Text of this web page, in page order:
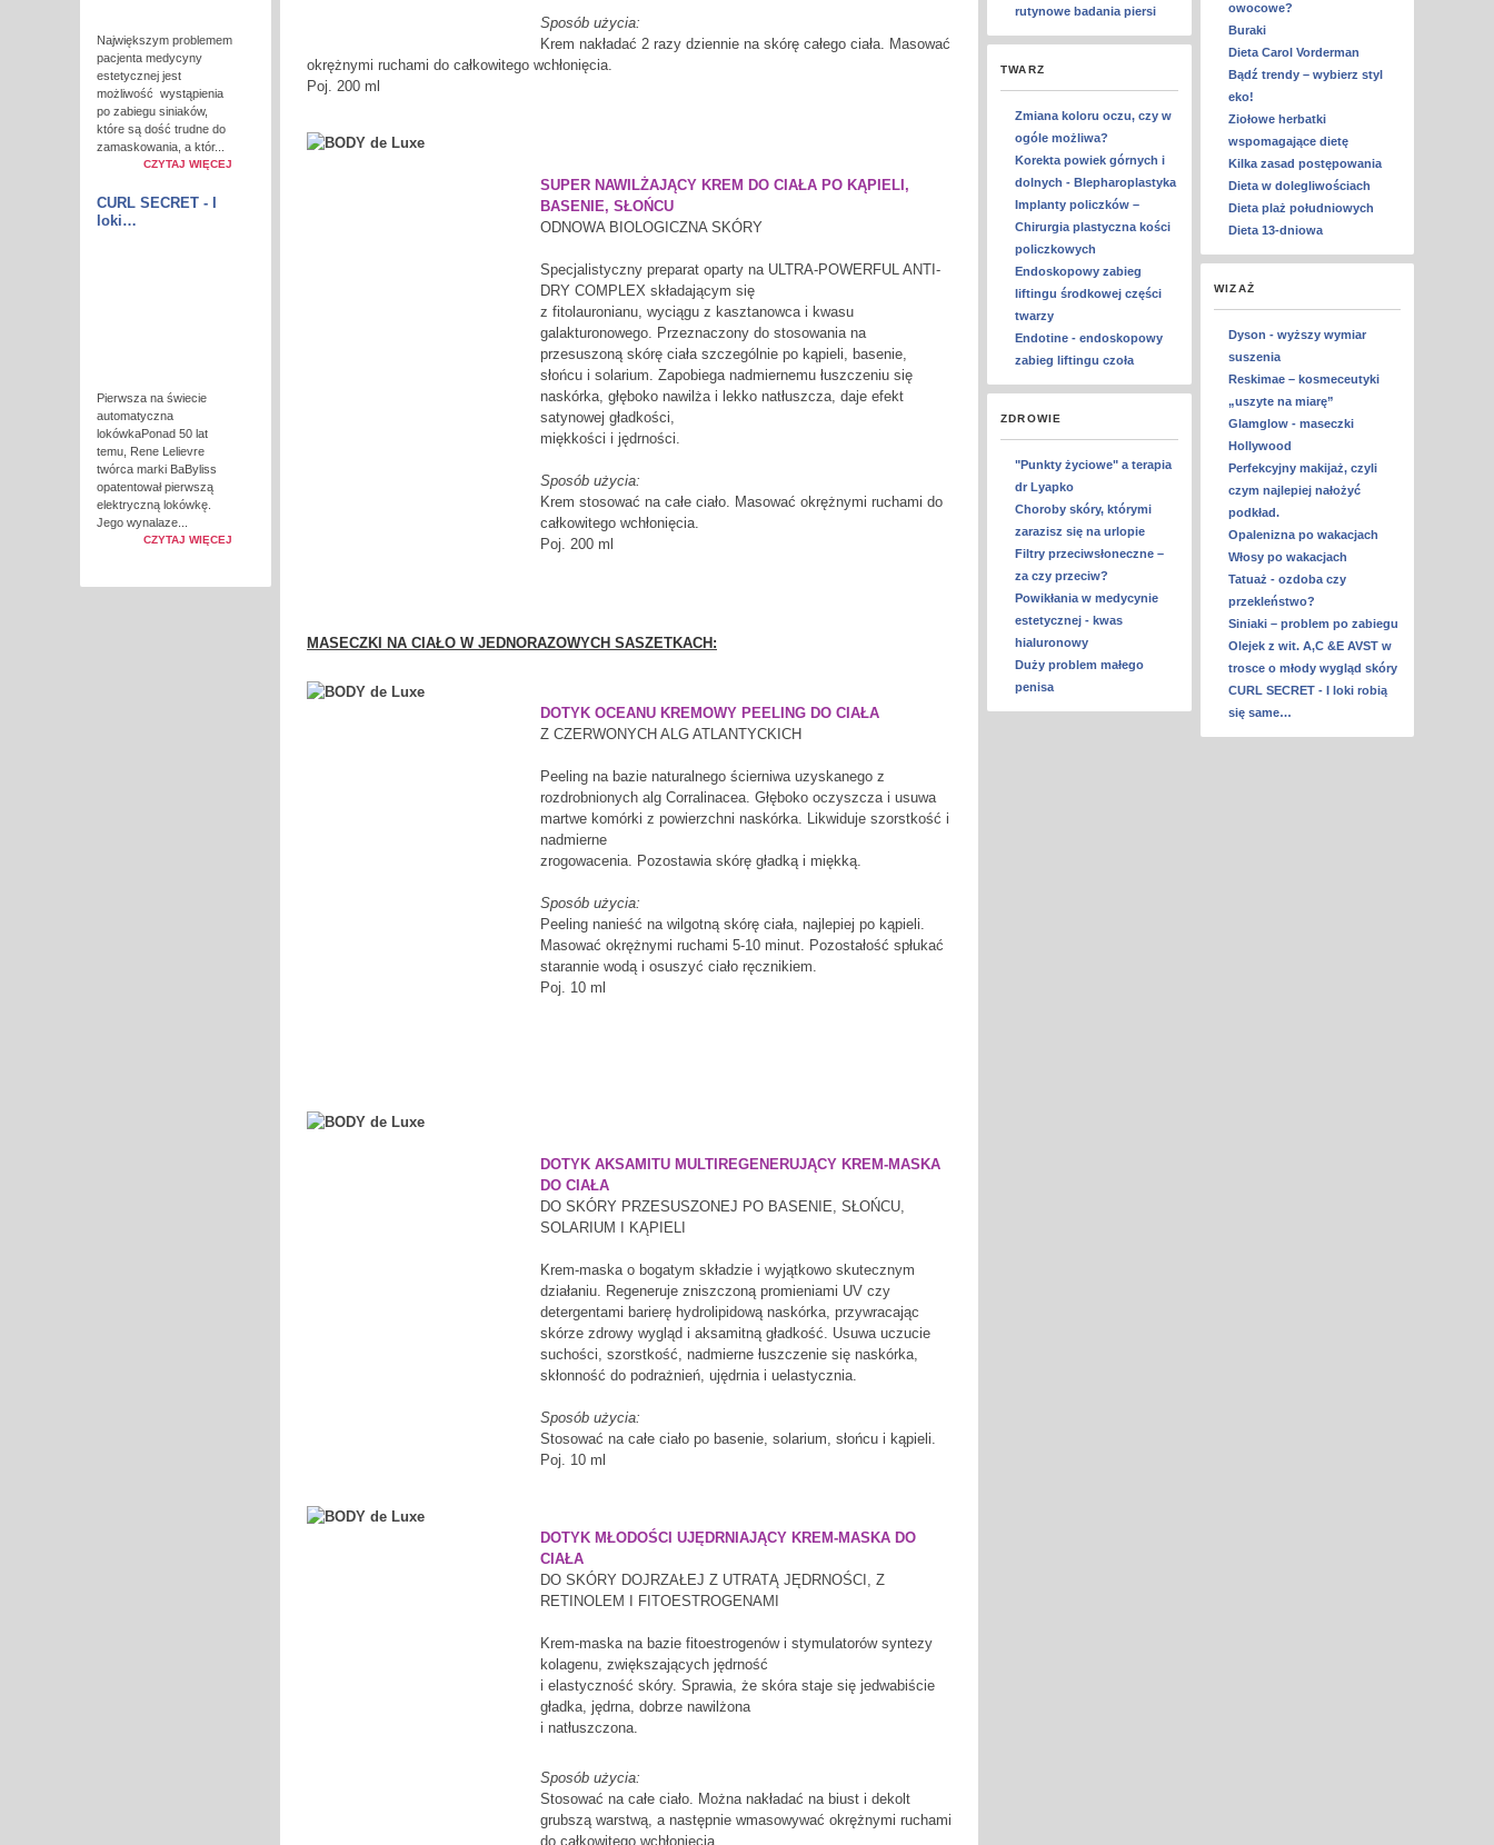
Największym problemem
pacjenta medycyny
estetycznej jest
możliwość wystąpienia
po zabiegu siniaków,
które są dość trudne do
zamaskowania, a któr...
CZYTAJ WIĘCEJ
CURL SECRET - I
loki…
Pierwsza na świecie
automatyczna
lokówkaPonad 50 lat
temu, Rene Lelievre
twórca marki BaByliss
opatentował pierwszą
elektryczną lokówkę.
Jego wynalaze...
CZYTAJ WIĘCEJ
Sposób użycia:
Krem nakładać 2 razy dziennie na skórę całego ciała. Masować
okrężnymi ruchami do całkowitego wchłonięcia.
Poj. 200 ml
SUPER NAWILŻAJĄCY KREM DO CIAŁA PO KĄPIELI,
BASENIE, SŁOŃCU
ODNOWA BIOLOGICZNA SKÓRY
Specjalistyczny preparat oparty na ULTRA-POWERFUL ANTI-
DRY COMPLEX składającym się
z fitolauronianu, wyciągu z kasztanowca i kwasu
galakturonowego. Przeznaczony do stosowania na
przesuszoną skórę ciała szczególnie po kąpieli, basenie,
słońcu i solarium. Zapobiega nadmiernemu łuszczeniu się
naskórka, głęboko nawilża i lekko natłuszcza, daje efekt
satynowej gładkości,
miękkości i jędrności.
Sposób użycia:
Krem stosować na całe ciało. Masować okrężnymi ruchami do
całkowitego wchłonięcia.
Poj. 200 ml
MASECZKI NA CIAŁO W JEDNORAZOWYCH SASZETKACH:
DOTYK OCEANU KREMOWY PEELING DO CIAŁA
Z CZERWONYCH ALG ATLANTYCKICH
Peeling na bazie naturalnego ścierniwa uzyskanego z
rozdrobnionych alg Corralinacea. Głęboko oczyszcza i usuwa
martwe komórki z powierzchni naskórka. Likwiduje szorstkość i
nadmierne
zrogowacenia. Pozostawia skórę gładką i miękką.
Sposób użycia:
Peeling nanieść na wilgotną skórę ciała, najlepiej po kąpieli.
Masować okrężnymi ruchami 5-10 minut. Pozostałość spłukać
starannie wodą i osuszyć ciało ręcznikiem.
Poj. 10 ml
DOTYK AKSAMITU MULTIREGENERUJĄCY KREM-MASKA
DO CIAŁA
DO SKÓRY PRZESUSZONEJ PO BASENIE, SŁOŃCU,
SOLARIUM I KĄPIELI
Krem-maska o bogatym składzie i wyjątkowo skutecznym
działaniu. Regeneruje zniszczoną promieniami UV czy
detergentami barierę hydrolipidową naskórka, przywracając
skórze zdrowy wygląd i aksamitną gładkość. Usuwa uczucie
suchości, szorstkość, nadmierne łuszczenie się naskórka,
skłonność do podrażnień, ujędrnia i uelastycznia.
Sposób użycia:
Stosować na całe ciało po basenie, solarium, słońcu i kąpieli.
Poj. 10 ml
DOTYK MŁODOŚCI UJĘDRNIAJĄCY KREM-MASKA DO
CIAŁA
DO SKÓRY DOJRZAŁEJ Z UTRATĄ JĘDRNOŚCI, Z
RETINOLEM I FITOESTROGENAMI
Krem-maska na bazie fitoestrogenów i stymulatorów syntezy
kolagenu, zwiększających jędrność
i elastyczność skóry. Sprawia, że skóra staje się jedwabiście
gładka, jędrna, dobrze nawilżona
i natłuszczona.
Sposób użycia:
Stosować na całe ciało. Można nakładać na biust i dekolt
grubszą warstwą, a następnie wmasowywać okrężnymi ruchami
do całkowitego wchłonięcia.
rutynowe badania piersi
TWARZ
Zmiana koloru oczu, czy w
ogóle możliwa?
Korekta powiek górnych i
dolnych - Blepharoplastyka
Implanty policzków –
Chirurgia plastyczna kości
policzkowych
Endoskopowy zabieg
liftingu środkowej części
twarzy
Endotine - endoskopowy
zabieg liftingu czoła
ZDROWIE
"Punkty życiowe" a terapia
dr Lyapko
Choroby skóry, którymi
zarazisz się na urlopie
Filtry przeciwsłoneczne –
za czy przeciw?
Powikłania w medycynie
estetycznej - kwas
hialuronowy
Duży problem małego
penisa
owocowe?
Buraki
Dieta Carol Vorderman
Bądź trendy – wybierz styl
eko!
Ziołowe herbatki
wspomagające dietę
Kilka zasad postępowania
Dieta w dolegliwościach
Dieta plaż południowych
Dieta 13-dniowa
WIZAŻ
Dyson - wyższy wymiar
suszenia
Reskimae – kosmeceutyki
„uszyte na miarę”
Glamglow - maseczki
Hollywood
Perfekcyjny makijaż, czyli
czym najlepiej nałożyć
podkład.
Opalenizna po wakacjach
Włosy po wakacjach
Tatuaż - ozdoba czy
przekleństwo?
Siniaki – problem po zabiegu
Olejek z wit. A,C &E AVST w
trosce o młody wygląd skóry
CURL SECRET - I loki robią
się same…